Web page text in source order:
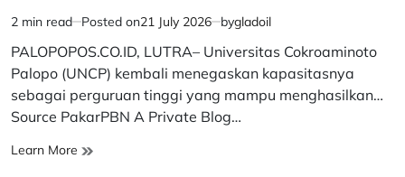
Estimated
read
time
2 min read Posted on21 July 2026 bygladoil
PALOPOPOS.CO.ID, LUTRA– Universitas Cokroaminoto
Palopo (UNCP) kembali menegaskan kapasitasnya
sebagai perguruan tinggi yang mampu menghasilkan…
Source PakarPBN A Private Blog…
Learn More UNCP